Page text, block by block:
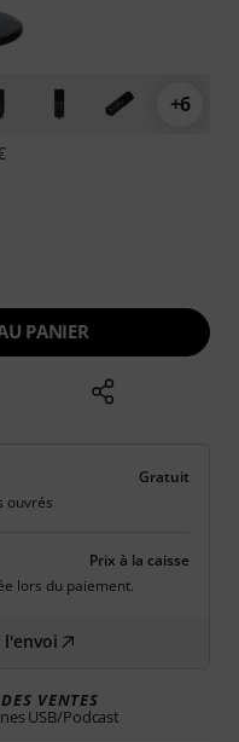
+6
PANIER
Gratuit
ouvrés
Prix à la caisse
lors du paiement.
VENTES
USB/Podcast